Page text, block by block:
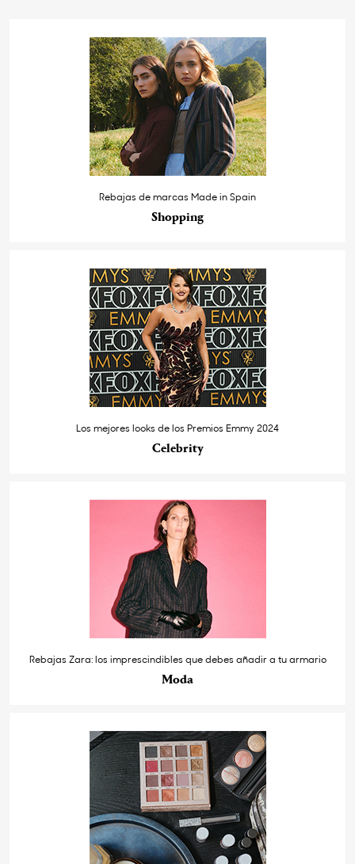
Rebajas de marcas Made in Spain
Shopping
Los mejores looks de los Premios Emmy 2024
Celebrity
Rebajas Zara: los imprescindibles que debes añadir a tu armario
Moda